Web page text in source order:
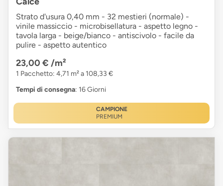
Strato d'usura 0,40 mm - 32 mestieri (normale) -
vinile massiccio - microbisellatura - aspetto legno -
tavola larga - beige/bianco - antiscivolo - facile da
pulire - aspetto autentico
23,00 € /m²
1 Pacchetto: 4,71 m² a 108,33 €
Tempi di consegna: 16 Giorni
CAMPIONE
PREMIUM